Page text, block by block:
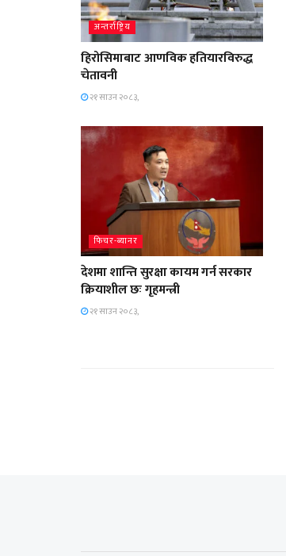
अन्तर्राष्ट्रिय
हिरोसिमाबाट आणविक हतियारविरुद्ध
चेतावनी
२१ साउन २०८३,
फिचर-ब्यानर
देशमा शान्ति सुरक्षा कायम गर्न सरकार
क्रियाशील छः गृहमन्त्री
२१ साउन २०८३,